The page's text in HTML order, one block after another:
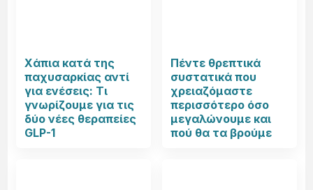
Χάπια κατά της
παχυσαρκίας αντί
για ενέσεις: Τι
γνωρίζουμε για τις
δύο νέες θεραπείες
GLP-1
Πέντε θρεπτικά
συστατικά που
χρειαζόμαστε
περισσότερο όσο
μεγαλώνουμε και
πού θα τα βρούμε